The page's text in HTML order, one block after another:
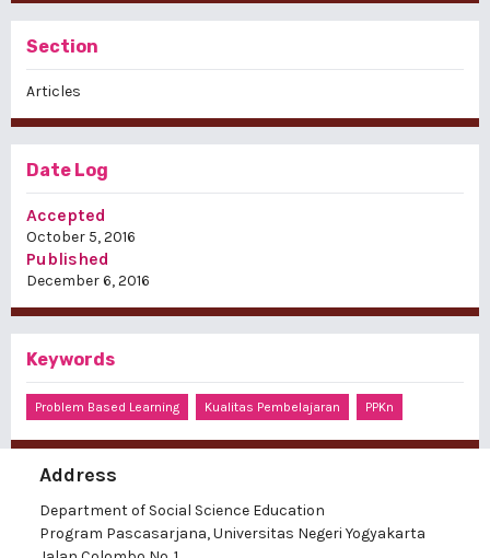
Section
Articles
Date Log
Accepted
October 5, 2016
Published
December 6, 2016
Keywords
Problem Based Learning Kualitas Pembelajaran PPKn
Address
Department of Social Science Education
Program Pascasarjana, Universitas Negeri Yogyakarta